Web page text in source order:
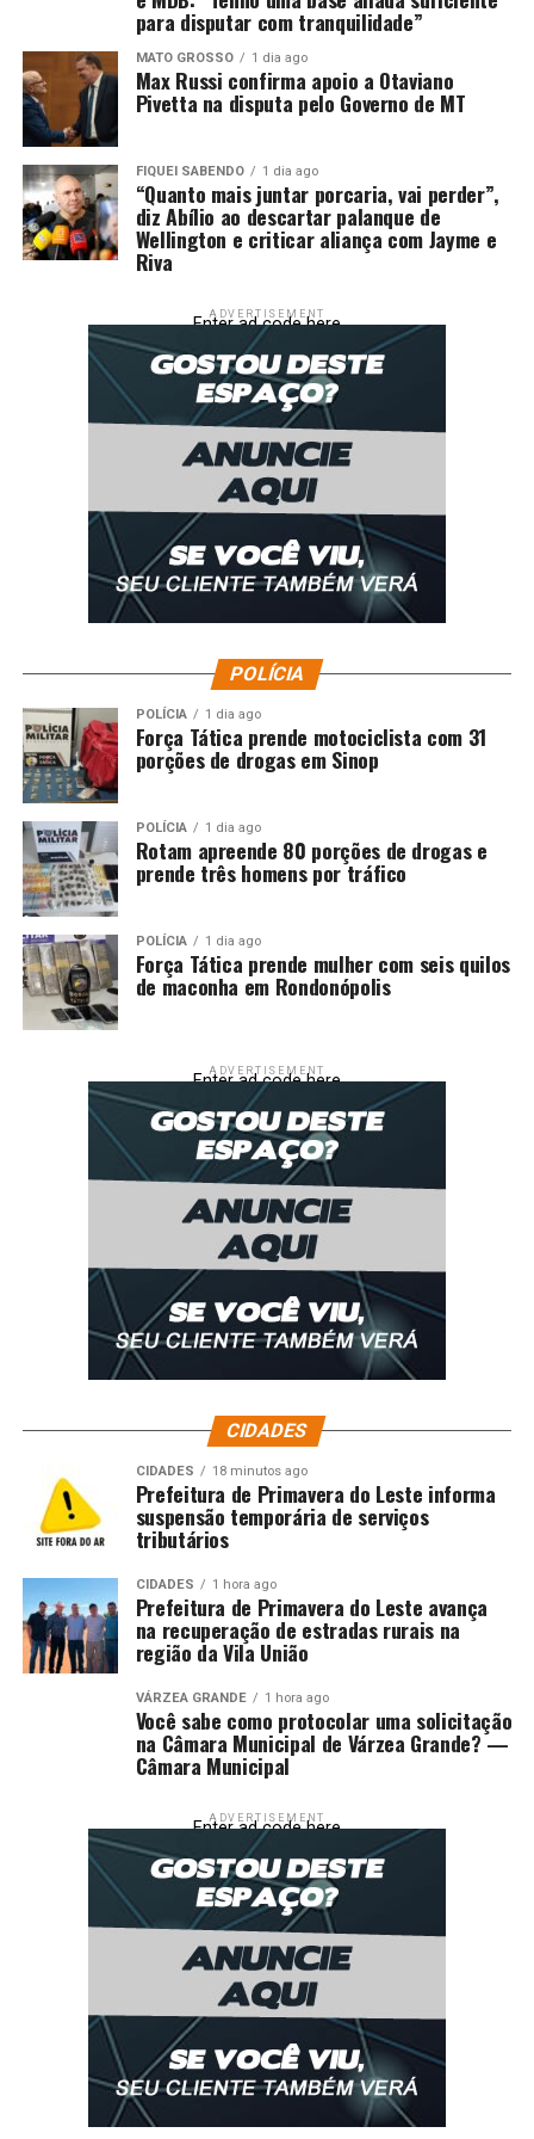
Hub de Fertilizantes em Mato Grosso
para disputar com tranquilidade”
MATO GROSSO 1 dia ago
Max Russi confirma apoio a Otaviano
Pivetta na disputa pelo Governo de MT
FIQUEI SABENDO 1 dia ago
“Quanto mais juntar porcaria, vai perder”,
diz Abílio ao descartar palanque de
Wellington e criticar aliança com Jayme e
Riva
ADVERTISEMENT
Enter ad code here
POLÍCIA
POLÍCIA 1 dia ago
Força Tática prende motociclista com 31
porções de drogas em Sinop
POLÍCIA 1 dia ago
Rotam apreende 80 porções de drogas e
prende três homens por tráfico
POLÍCIA 1 dia ago
Força Tática prende mulher com seis quilos
de maconha em Rondonópolis
ADVERTISEMENT
Enter ad code here
CIDADES
CIDADES 18 minutos ago
Prefeitura de Primavera do Leste informa
suspensão temporária de serviços
tributários
CIDADES 1 hora ago
Prefeitura de Primavera do Leste avança
na recuperação de estradas rurais na
região da Vila União
VÁRZEA GRANDE 1 hora ago
Você sabe como protocolar uma solicitação
na Câmara Municipal de Várzea Grande? —
Câmara Municipal
ADVERTISEMENT
Enter ad code here